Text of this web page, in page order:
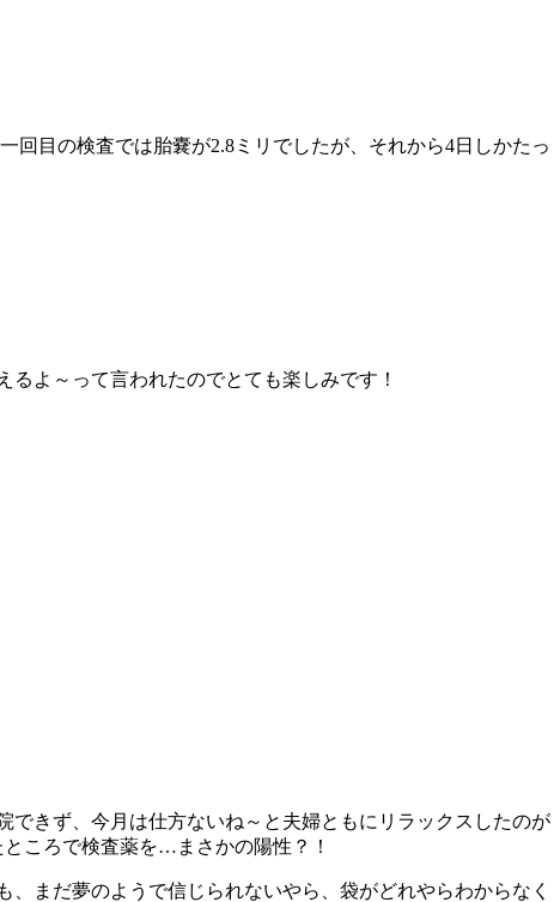
回目の検査では胎嚢が2.8ミリでしたが、それから4日しかたっ
よ～って言われたのでとても楽しみです！
きず、今月は仕方ないね～と夫婦ともにリラックスしたのが
ころで検査薬を…まさかの陽性？！
まだ夢のようで信じられないやら、袋がどれやらわからなく